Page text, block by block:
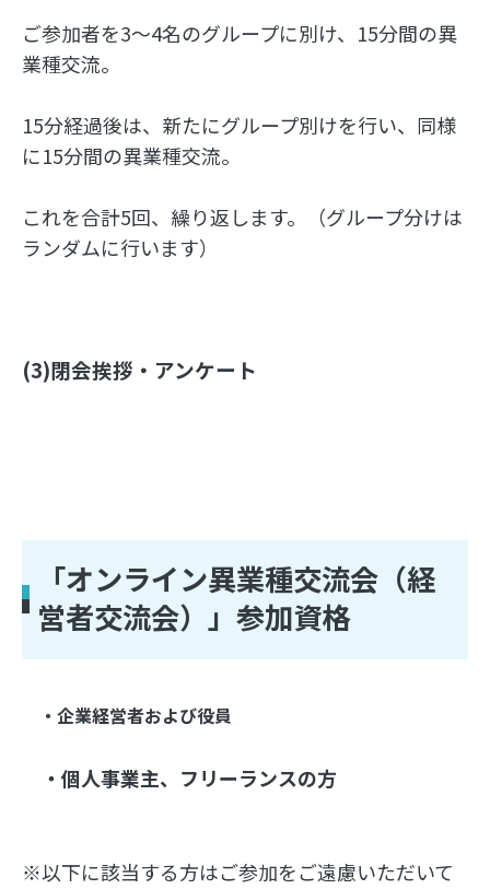
ご参加者を3～4名のグループに別け、15分間の異
業種交流。
15分経過後は、新たにグループ別けを行い、同様
に15分間の異業種交流。
これを合計5回、繰り返します。（グループ分けは
ランダムに行います）
(3)閉会挨拶・アンケート
「オンライン異業種交流会（経
営者交流会）」参加資格
・企業経営者および役員
・個人事業主、フリーランスの方
※以下に該当する方はご参加をご遠慮いただいて